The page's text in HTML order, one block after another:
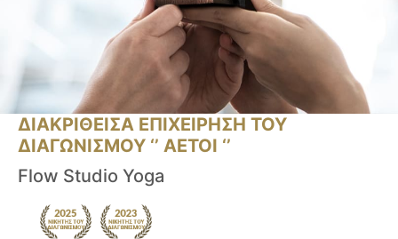
ΔΙΑΚΡΙΘΕΙΣΑ ΕΠΙΧΕΙΡΗΣΗ ΤΟΥ
ΔΙΑΓΩΝΙΣΜΟΥ ‘’ ΑΕΤΟΙ ‘’
Flow Studio Yoga